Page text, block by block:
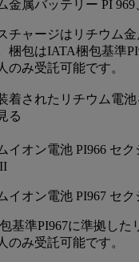
金属バッテリー PI
チャージはリチウム
梱包はIATA梱包基準
のみ受託可能です。
着されたリチウム電
る
イオン電池 PI966 セ
イオン電池 PI967 セ
基準PI967に準拠し
のみ受託可能です。